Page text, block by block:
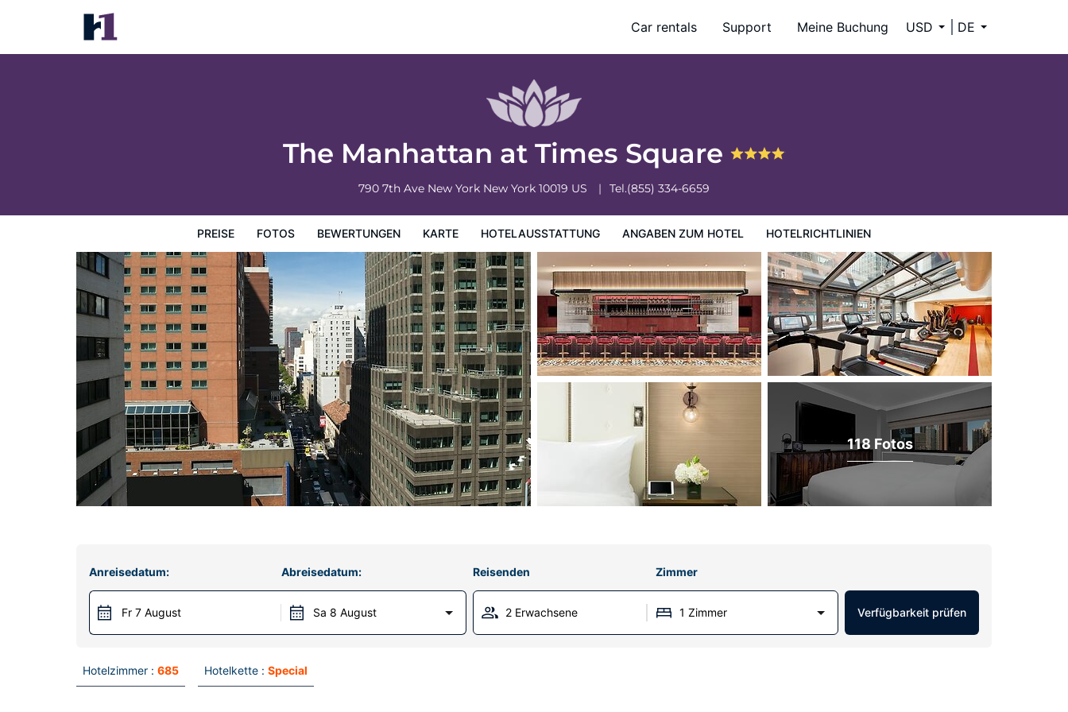
Car rentals Support Meine Buchung USD DE
The Manhattan at Times Square
790 7th Ave New York New York 10019 US Tel.(855) 334-6659
PREISE FOTOS BEWERTUNGEN KARTE HOTELAUSSTATTUNG ANGABEN ZUM HOTEL HOTELRICHTLINIEN
The Manhattan at Times Square
Preise
118 Fotos
Anreisedatum:
Fr 7 August
Abreisedatum:
Sa 8 August
Reisenden Zimmer
2 Erwachsene 1 Zimmer Verfügbarkeit prüfen
Hotelzimmer : 685 Hotelkette : Special